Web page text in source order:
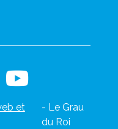
et
- Le Grau
du Roi